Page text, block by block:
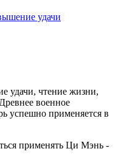
удачи
удачи, чтение жизни,
военное
успешно применяется в
применять Ци Мэнь -